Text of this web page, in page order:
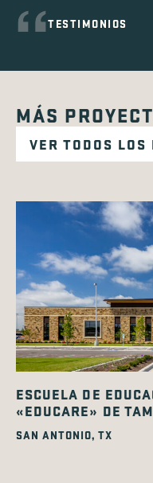
TESTIMONIOS
MÁS
VER TODOS LOS
ESCUELA DE
«EDUCARE» DE
SAN ANTONIO, TX